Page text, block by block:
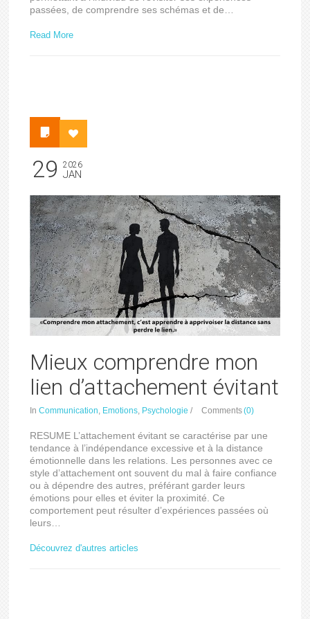
passées, de comprendre ses schémas et de…
Read More
29 2026
JAN
Mieux comprendre mon
lien d’attachement évitant
InCommunication, Emotions, Psychologie / Comments(0)
RESUME L’attachement évitant se caractérise par une
tendance à l’indépendance excessive et à la distance
émotionnelle dans les relations. Les personnes avec ce
style d’attachement ont souvent du mal à faire confiance
ou à dépendre des autres, préférant garder leurs
émotions pour elles et éviter la proximité. Ce
comportement peut résulter d’expériences passées où
leurs…
Découvrez d'autres articles